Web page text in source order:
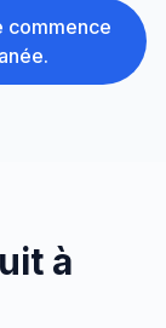
commence
à